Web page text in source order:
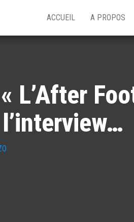
ACCUEIL A PROPOS
L’After